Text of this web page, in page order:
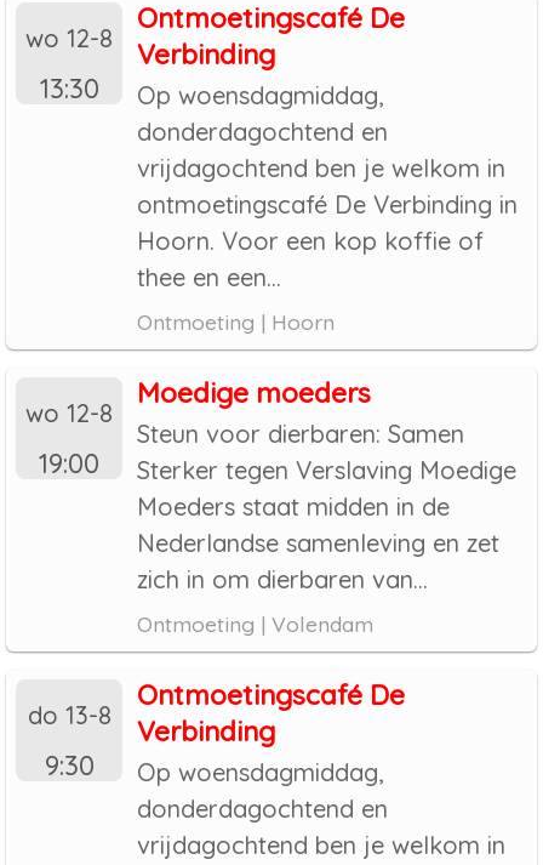
wo 12-8
13:30
Ontmoetingscafé De
Verbinding
Op woensdagmiddag,
donderdagochtend en
vrijdagochtend ben je welkom in
ontmoetingscafé De Verbinding in
Hoorn. Voor een kop koffie of
thee en een...
Ontmoeting | Hoorn
wo 12-8
19:00
Moedige moeders
Steun voor dierbaren: Samen
Sterker tegen Verslaving Moedige
Moeders staat midden in de
Nederlandse samenleving en zet
zich in om dierbaren van...
Ontmoeting | Volendam
do 13-8
9:30
Ontmoetingscafé De
Verbinding
Op woensdagmiddag,
donderdagochtend en
vrijdagochtend ben je welkom in